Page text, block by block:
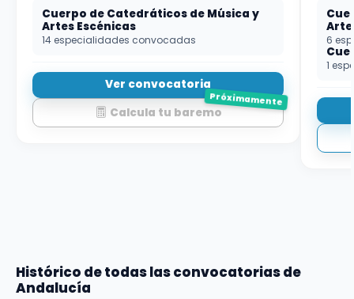
Cuerpo de Catedráticos de Música y
Artes Escénicas
14 especialidades convocadas
Ver convocatoria
Calcula tu baremo
Próximamente
6
1
Histórico de todas las convocatorias de
Andalucía